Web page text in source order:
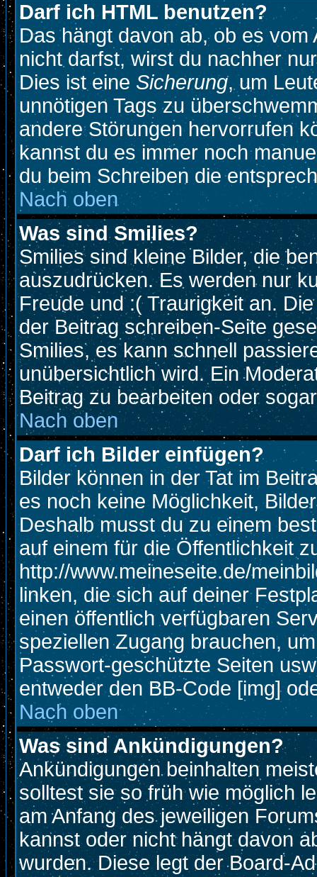
Darf ich HTML benutzen?
Das hängt davon ab, ob es
nicht darfst, wirst du nachher
Dies ist eine Sicherung, um
unnötigen Tags zu
andere Störungen hervorrufen
kannst du es immer noch
du beim Schreiben die
Nach oben
Was sind Smilies?
Smilies sind kleine Bilder, die
auszudrücken. Es werden nur
Freude und :( Traurigkeit an.
der Beitrag schreiben-Seite
Smilies, es kann schnell
unübersichtlich wird. Ein
Beitrag zu bearbeiten oder
Nach oben
Darf ich Bilder einfügen?
Bilder können in der Tat im
es noch keine Möglichkeit,
Deshalb musst du zu einem
auf einem für die Öffentlichkeit
http://www.meineseite.de/
linken, die sich auf deiner
einen öffentlich verfügbaren
speziellen Zugang brauchen,
Passwort-geschützte Seiten
entweder den BB-Code [img]
Nach oben
Was sind Ankündigungen?
Ankündigungen beinhalten
solltest sie so früh wie möglich
am Anfang des jeweiligen
kannst oder nicht hängt davon
wurden. Diese legt der Board-